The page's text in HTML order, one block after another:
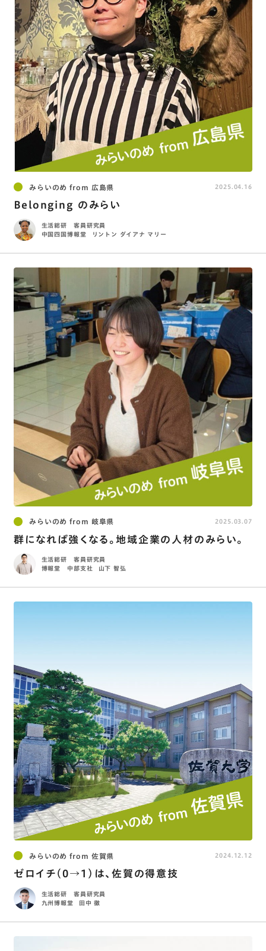
みらいのめ from 広島県
Belonging のみらい
生活総研 客員研究員
中国四国博報堂
リントン ダイアナ マリー
2025.04.16
みらいのめ from 岐阜県
群になれば強くなる。地域企業の人材のみらい。
生活総研 客員研究員
博報堂 中部支社
山下 智弘
2025.03.07
みらいのめ from 佐賀県
ゼロイチ（0→1）は、佐賀の得意技
生活総研 客員研究員
九州博報堂
田中 徹
2024.12.12